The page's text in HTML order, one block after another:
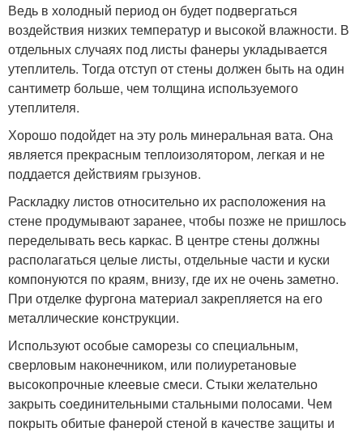
Ведь в холодный период он будет подвергаться
воздействия низких температур и высокой влажности. В
отдельных случаях под листы фанеры укладывается
утеплитель. Тогда отступ от стены должен быть на один
сантиметр больше, чем толщина используемого
утеплителя.
Хорошо подойдет на эту роль минеральная вата. Она
является прекрасным теплоизолятором, легкая и не
поддается действиям грызунов.
Раскладку листов относительно их расположения на
стене продумывают заранее, чтобы позже не пришлось
переделывать весь каркас. В центре стены должны
располагаться целые листы, отдельные части и куски
компонуются по краям, внизу, где их не очень заметно.
При отделке фургона материал закрепляется на его
металлические конструкции.
Используют особые саморезы со специальным,
сверловым наконечником, или полиуретановые
высокопрочные клеевые смеси. Стыки желательно
закрыть соединительными стальными полосами. Чем
покрыть обитые фанерой стеной в качестве защиты и